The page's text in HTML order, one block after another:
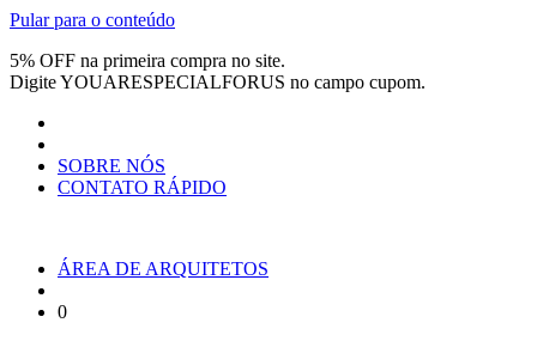
Pular para o conteúdo
5% OFF na primeira compra no site.
DigiteYOUARESPECIALFORUS no campo cupom.
SOBRE NÓS
CONTATO RÁPIDO
ÁREA DE ARQUITETOS
0